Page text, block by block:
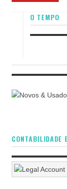
O TEMPO
CONTABILIDADE